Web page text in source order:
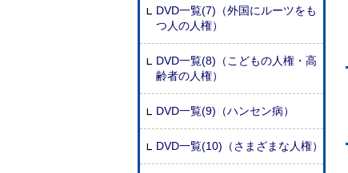
DVD一覧(7)（外国にルーツをも
つ人の人権）
DVD一覧(8)（こどもの人権・高
齢者の人権）
DVD一覧(9)（ハンセン病）
DVD一覧(10)（さまざまな人権）